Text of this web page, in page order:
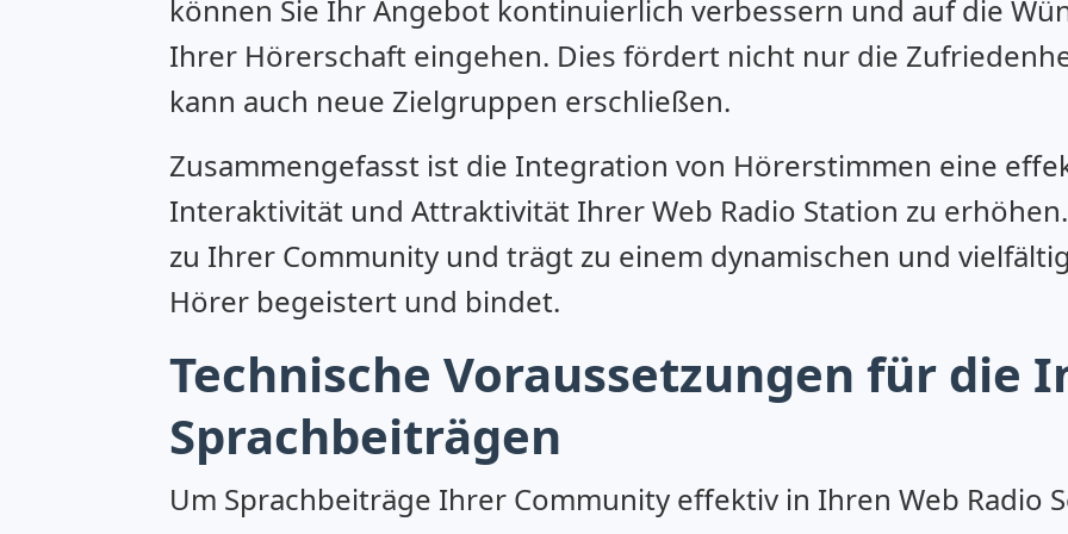
können Sie Ihr Angebot kontinuierlich verbessern und auf die
Ihrer Hörerschaft eingehen. Dies fördert nicht nur die
kann auch neue Zielgruppen erschließen.
Zusammengefasst ist die Integration von Hörerstimmen eine
Interaktivität und Attraktivität Ihrer Web Radio Station zu
zu Ihrer Community und trägt zu einem dynamischen und
Hörer begeistert und bindet.
Technische Voraussetzungen für die
Sprachbeiträgen
Um Sprachbeiträge Ihrer Community effektiv in Ihren Web Radio